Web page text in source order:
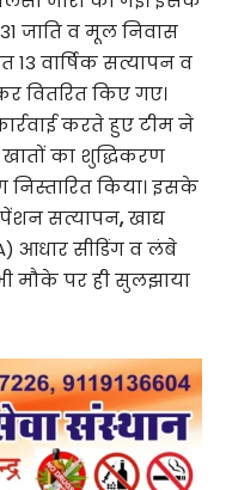
जाति व मूल निवास
वार्षिक सत्यापन व
वितरित किए गए।
करते हुए टीम ने
खातों का शुद्धिकरण
निस्तारित किया। इसके
पेंशन सत्यापन,खाद्य
आधार सीडिंग व लंबे
मौके पर ही सुलझाया